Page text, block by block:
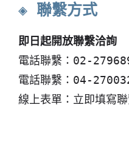
◈ 聯繫方式
即日起開放聯繫洽詢
電話聯繫：02-
電話聯繫：04-
線上表單：立即填寫